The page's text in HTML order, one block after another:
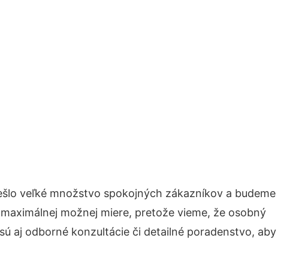
veľké množstvo spokojných zákazníkov a budeme
možnej miere, pretože vieme, že osobný
aj odborné konzultácie či detailné poradenstvo, aby